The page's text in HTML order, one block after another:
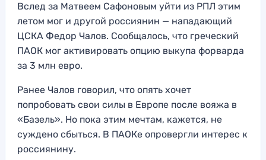
Вслед за Матвеем Сафоновым уйти из РПЛ этим
летом мог и другой россиянин — нападающий
ЦСКА Федор Чалов. Сообщалось, что греческий
ПАОК мог активировать опцию выкупа форварда
за 3 млн евро.
Ранее Чалов говорил, что опять хочет
попробовать свои силы в Европе после вояжа в
«Базель». Но пока этим мечтам, кажется, не
суждено сбыться. В ПАОКе опровергли интерес к
россиянину.